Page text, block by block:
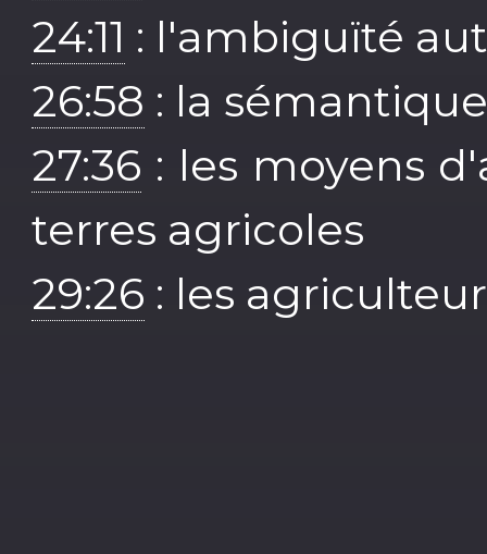
24:11 : l'ambiguïté
26:58 : la
27:36 : les moyens
terres agricoles
29:26 : les